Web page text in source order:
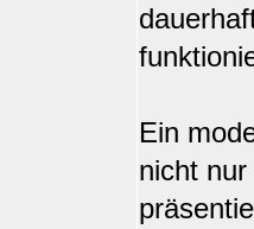
Ein
nicht